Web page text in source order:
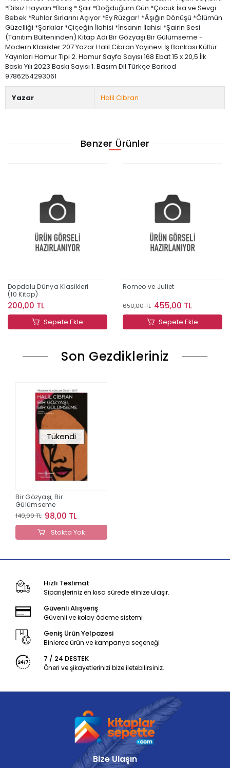
*Dilsiz Hayvan *Barış * Şair *Doğduğum Gün *Çocuk İsa ve Sevgi
Bebek *Ruhlar Sırlarını Açıyor *Ey Rüzgar! *Âşığın Dönüşü *Ölümün
Güzelliği *Şarkılar *Çiçeğin İlahisi *İnsanın İlahisi *Şairin Sesi
(Tanıtım Bülteninden) Kitap Adı Bir Gözyaşı Bir Gülümseme -
Modern Klasikler 207 Yazar Halil Cibran Yayınevi İş Bankası Kültür
Yayınları Hamur Tipi 2. Hamur Sayfa Sayısı 168 Ebat 15 x 20,5 İlk
Baskı Yılı 2023 Baskı Sayısı 1. Basım Dil Türkçe Barkod
9786254293061
Yazar Halil Cibran
Benzer Ürünler
Dopdolu Dünya Klasikleri
(10 Kitap)
200,00 TL
Sepete Ekle
Romeo ve Juliet
650,00 TL 455,00 TL
Sepete Ekle
Son Gezdikleriniz
Tükendi
Bir Gözyaşı, Bir
Gülümseme
140,00 TL 98,00 TL
Stokta Yok
Hızlı Teslimat
Siparişleriniz en kısa sürede elinize ulaşır.
Güvenli Alışveriş
Güvenli ve kolay ödeme sistemi
Geniş Ürün Yelpazesi
Binlerce ürün ve kampanya seçeneği
7 / 24 DESTEK
Öneri ve şikayetlerinizi bize iletebilirsiniz.
Bize Ulaşın